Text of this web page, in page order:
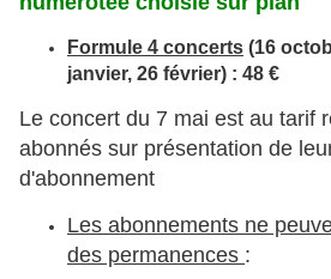
Formule 4 concerts (16
janvier, 26 février) : 48 €
Le concert du 7 mai est au tarif
abonnés sur présentation de
d'abonnement
Les abonnements ne
des permanences :